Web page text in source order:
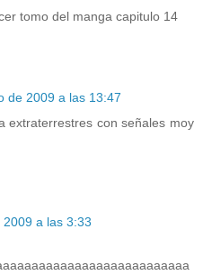
tomo del manga capitulo 14
de 2009 a las 13:47
extraterrestres con señales moy
a las 3:33